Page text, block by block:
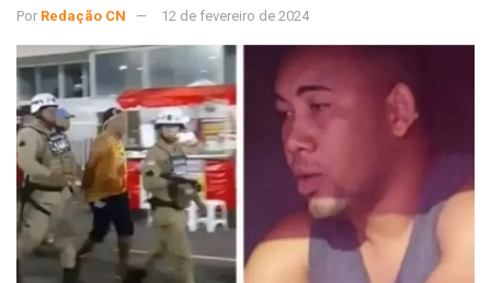
Por Redação CN 12 de fevereiro de 2024